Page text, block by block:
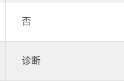
否
诊断